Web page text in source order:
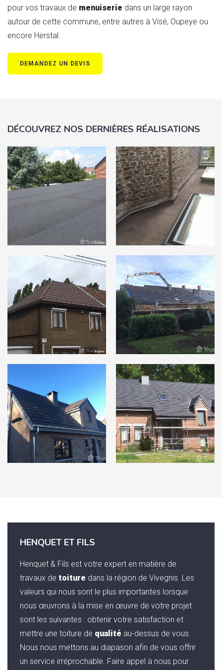
pour vos travaux de menuiserie dans un large rayon
autour de cette commune, entre autres à Visé, Oupeye ou
encore Herstal.
DEMANDEZ UN DEVIS
DÉCOUVREZ NOS DERNIÈRES RÉALISATIONS
HENQUET ET FILS
Henquet & Fils est votre expert en matière de
travaux de toiture dans la région de Vivegnis. Les
valeurs qui nous sont le plus importantes lorsque
nous œuvrons à la mise en œuvre de votre projet
sont les suivantes : obtenir votre satisfaction et
mettre une toiture de qualité au-dessus de vous.
Nous nous mettons au diapason afin de vous offrir
un service irréprochable. Faire appel à nous pour